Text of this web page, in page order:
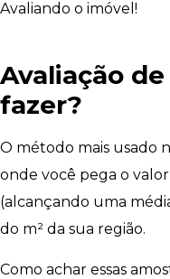
Avaliando o imóvel!
Avaliação
fazer?
O método mais usado
onde você pega o
(alcançando uma
do m² da sua região.
Como achar essas